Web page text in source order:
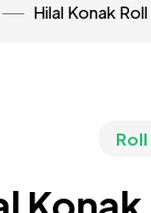
Hilal Konak